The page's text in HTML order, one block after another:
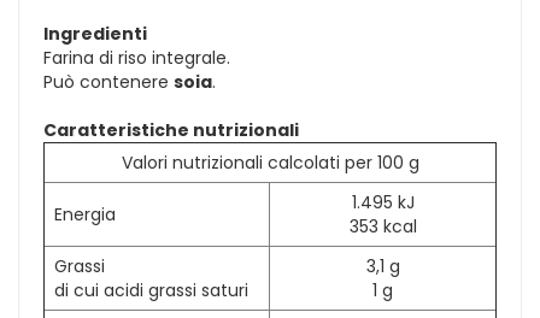
Ingredienti
Farina di riso integrale.
Può contenere soia.
Caratteristiche nutrizionali
Valori nutrizionali calcolati per 100 g
Energia
1.495 kJ
353 kcal
Grassi
di cui acidi grassi saturi
3,1 g
1 g